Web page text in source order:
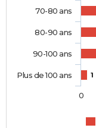
1
70-80 ans
80-90 ans
90-100 ans
Plus de 100 ans
0